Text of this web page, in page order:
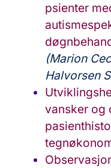
psienter
(Marion
Halvorsen
vansker og